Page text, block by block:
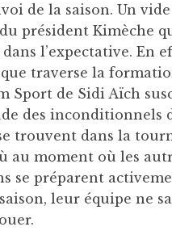
de la saison. Un
président Kimèche
l’expectative. En
traverse la
Sport de Sidi Aïch
des inconditionnels
trouvent dans la
au moment où les
se préparent
leur équipe ne